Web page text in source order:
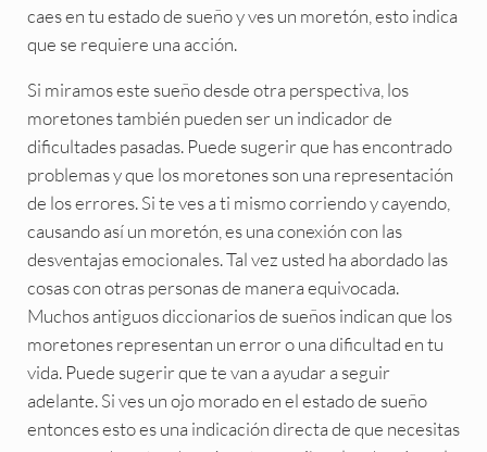
caes en tu estado de sueño y ves un moretón, esto indica
que se requiere una acción.
Si miramos este sueño desde otra perspectiva, los
moretones también pueden ser un indicador de
dificultades pasadas. Puede sugerir que has encontrado
problemas y que los moretones son una representación
de los errores. Si te ves a ti mismo corriendo y cayendo,
causando así un moretón, es una conexión con las
desventajas emocionales. Tal vez usted ha abordado las
cosas con otras personas de manera equivocada.
Muchos antiguos diccionarios de sueños indican que los
moretones representan un error o una dificultad en tu
vida. Puede sugerir que te van a ayudar a seguir
adelante. Si ves un ojo morado en el estado de sueño
entonces esto es una indicación directa de que necesitas